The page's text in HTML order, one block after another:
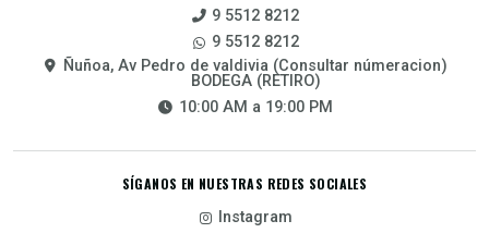
9 5512 8212
9 5512 8212
Ñuñoa, Av Pedro de valdivia (Consultar númeracion)
BODEGA (RETIRO)
10:00 AM a 19:00 PM
SÍGANOS EN NUESTRAS REDES SOCIALES
Instagram